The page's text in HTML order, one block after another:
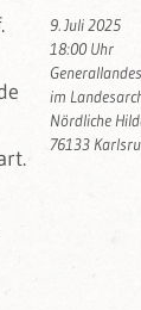
9. Juli 2025
18:00 Uhr
im
Nördliche
76133